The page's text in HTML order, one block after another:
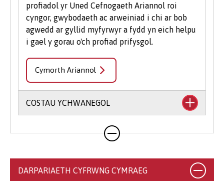
profiadol yr Uned Cefnogaeth Ariannol roi
cyngor, gwybodaeth ac arweiniad i chi ar bob
agwedd ar gyllid myfyrwyr a fydd yn eich helpu
i gael y gorau o'ch profiad prifysgol.
Cymorth Ariannol
COSTAU YCHWANEGOL
Mae'n debygol y bydd eich cwrs yn cynnwys
costau ychwanegol nad ydynt wedi'u cynnwys
DARPARIAETH CYFRWNG CYMRAEG